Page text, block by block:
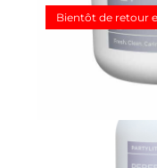
CHF 16.48
Bientôt de retour